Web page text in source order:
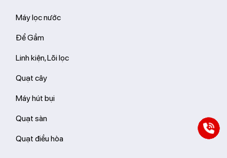
Máy lọc nước
Để Gầm
Linh kiện, Lõi lọc
Quạt cây
Máy hút bụi
Quạt sàn
Quạt điều hòa